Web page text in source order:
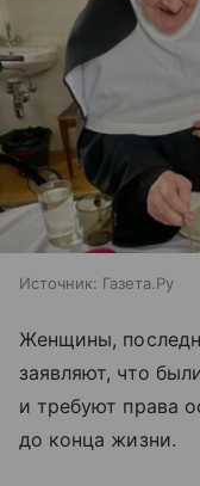
Источник: Газета.Ру
Женщины,
заявляют, что
и требуют права
до конца жизни.